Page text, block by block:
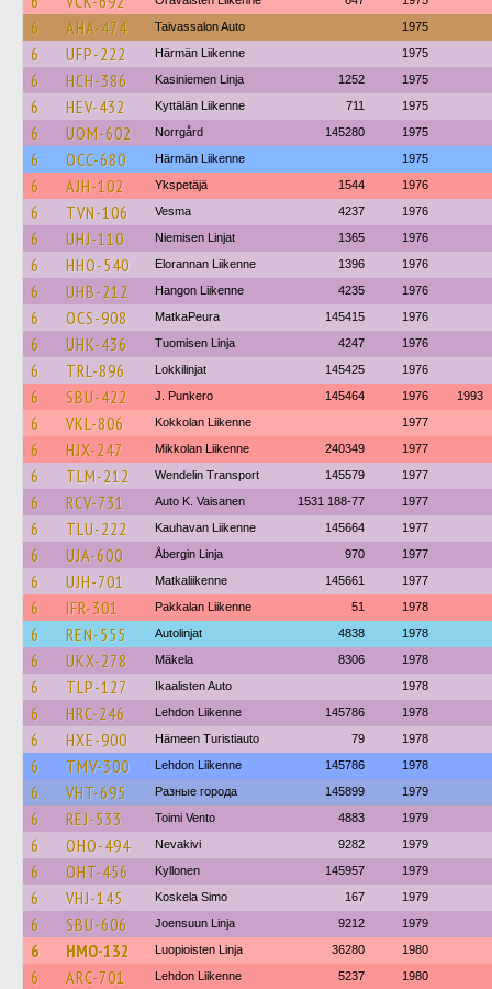
6 AHA-474 Taivassalon Auto 1975
6 UFP-222 Härmän Liikenne 1975
6 HCH-386 Kasiniemen Linja 1252 1975
6 HEV-432 Kyttälän Liikenne 711 1975
6 UOM-602 Norrgård 145280 1975
6 OCC-680 Härmän Liikenne 1975
6 AJH-102 Ykspetäjä 1544 1976
6 TVN-106 Vesma 4237 1976
6 UHJ-110 Niemisen Linjat 1365 1976
6 HHO-540 Elorannan Liikenne 1396 1976
6 UHB-212 Hangon Liikenne 4235 1976
6 OCS-908 MatkaPeura 145415 1976
6 UHK-436 Tuomisen Linja 4247 1976
6 TRL-896 Lokkilinjat 145425 1976
6 SBU-422 J. Punkero 145464 1976 1993
6 VKL-806 Kokkolan Liikenne 1977
6 HJX-247 Mikkolan Liikenne 240349 1977
6 TLM-212 Wendelin Transport 145579 1977
6 RCV-731 Auto K. Vaisanen 1531 188-77 1977
6 TLU-222 Kauhavan Liikenne 145664 1977
6 UJA-600 Åbergin Linja 970 1977
6 UJH-701 Matkaliikenne 145661 1977
6 IFR-301 Pakkalan Liikenne 51 1978
6 REN-555 Autolinjat 4838 1978
6 UKX-278 Mäkela 8306 1978
6 TLP-127 Ikaalisten Auto 1978
6 HRC-246 Lehdon Liikenne 145786 1978
6 HXE-900 Hämeen Turistiauto 79 1978
6 TMV-300 Lehdon Liikenne 145786 1978
6 VHT-695 Разные города 145899 1979
6 REJ-533 Toimi Vento 4883 1979
6 OHO-494 Nevakivi 9282 1979
6 OHT-456 Kyllonen 145957 1979
6 VHJ-145 Koskela Simo 167 1979
6 SBU-606 Joensuun Linja 9212 1979
6 HMO-132 Luopioisten Linja 36280 1980
6 ARC-701 Lehdon Liikenne 5237 1980